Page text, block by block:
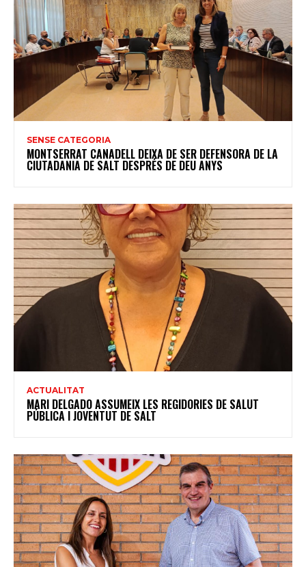
SENSE CATEGORIA
MONTSERRAT CANADELL DEIXA DE SER DEFENSORA DE LA
CIUTADANIA DE SALT DESPRÉS DE DEU ANYS
ACTUALITAT
MARI DELGADO ASSUMEIX LES REGIDORIES DE SALUT
PÚBLICA I JOVENTUT DE SALT